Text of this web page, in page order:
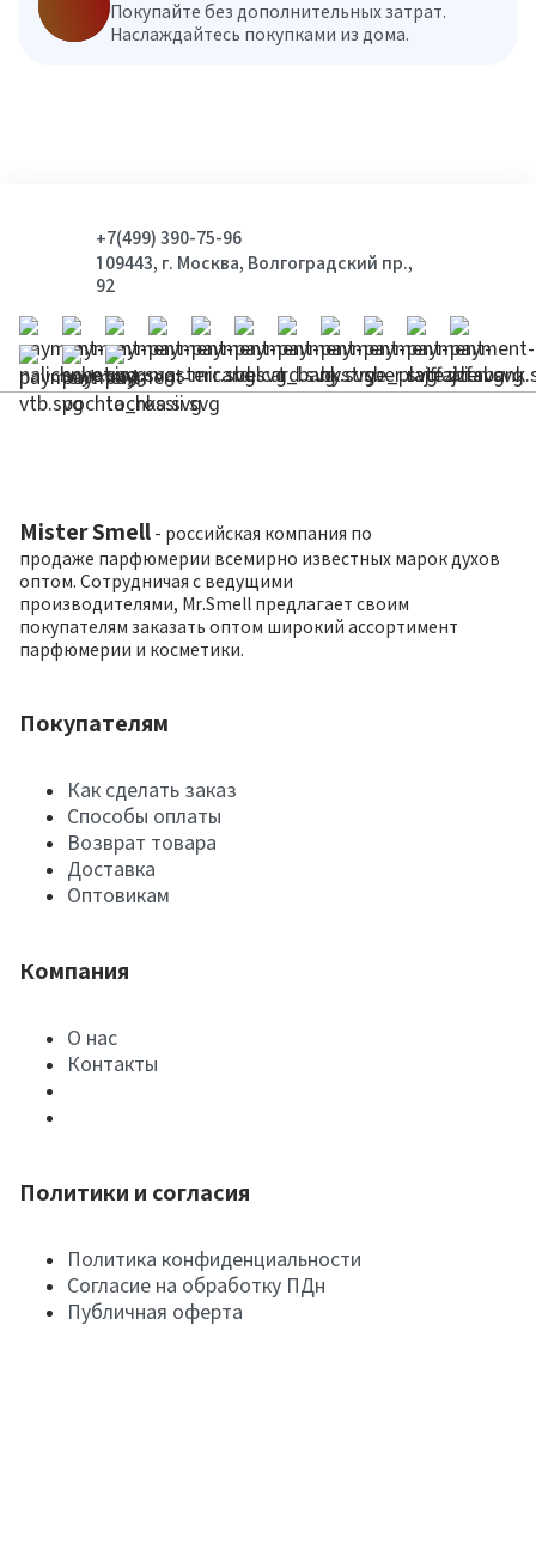
Покупайте без дополнительных затрат.
Наслаждайтесь покупками из дома.
+7(499) 390-75-96
109443, г. Москва, Волгоградский пр.,
92
Mister Smell - российская компания по
продаже парфюмерии всемирно известных марок духов
оптом. Сотрудничая с ведущими
производителями, Mr.Smell предлагает своим
покупателям заказать оптом широкий ассортимент
парфюмерии и косметики.
Покупателям
Как сделать заказ
Способы оплаты
Возврат товара
Доставка
Оптовикам
Компания
О нас
Контакты
Политики и согласия
Политика конфиденциальности
Согласие на обработку ПДн
Публичная оферта